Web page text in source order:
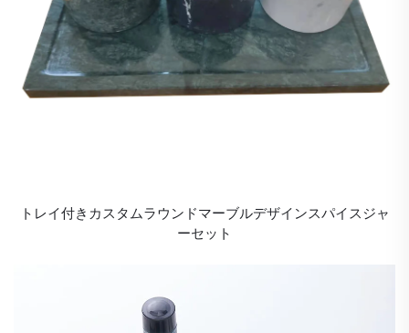
トレイ付きカスタムラウンドマーブルデザインスパイスジャ
ーセット